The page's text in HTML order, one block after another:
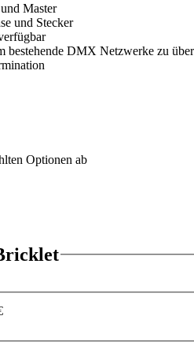
Master
und Stecker
bestehende DMX Netzwerke zu
Optionen ab